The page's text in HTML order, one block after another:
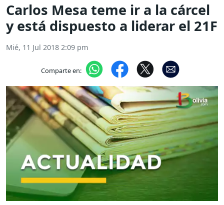
Carlos Mesa teme ir a la cárcel
y está dispuesto a liderar el 21F
Mié, 11 Jul 2018 2:09 pm
Comparte en: